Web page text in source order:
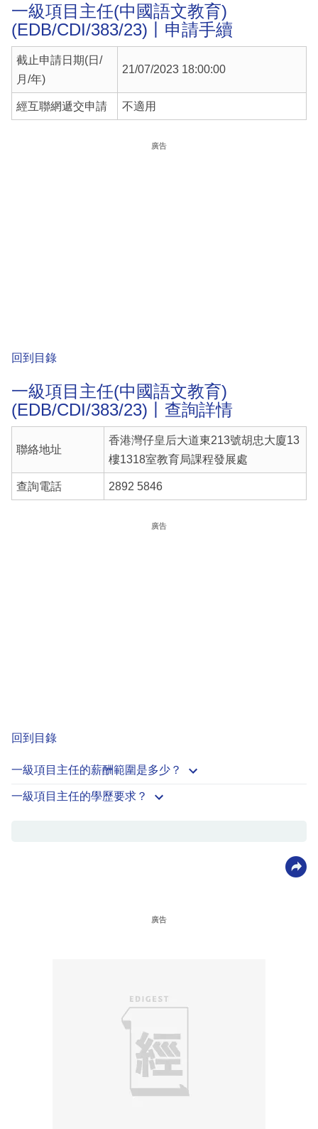
一級項目主任(中國語文教育)
(EDB/CDI/383/23)丨申請手續
截止申請日期(日/
月/年)
21/07/2023 18:00:00
經互聯網遞交申請 不適用
廣告
回到目錄
一級項目主任(中國語文教育)
(EDB/CDI/383/23)丨查詢詳情
聯絡地址
香港灣仔皇后大道東213號胡忠大廈13
樓1318室教育局課程發展處
查詢電話 2892 5846
廣告
回到目錄
一級項目主任的薪酬範圍是多少？
一級項目主任的學歷要求？
廣告